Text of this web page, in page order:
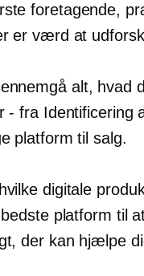
foretagende,
er værd at
alt, hvad
- fraIdentificering
platform til salg.
digitale
platform til
der kan hjælpe